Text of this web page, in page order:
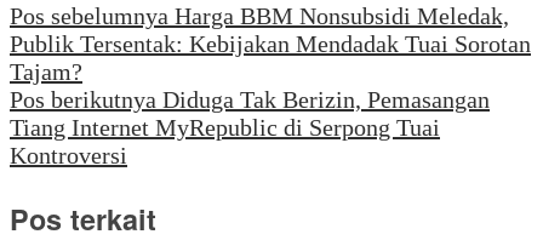
Pos sebelumnya Harga BBM Nonsubsidi Meledak,
Publik Tersentak: Kebijakan Mendadak Tuai Sorotan
Tajam?
Pos berikutnya Diduga Tak Berizin, Pemasangan
Tiang Internet MyRepublic di Serpong Tuai
Kontroversi
Pos terkait